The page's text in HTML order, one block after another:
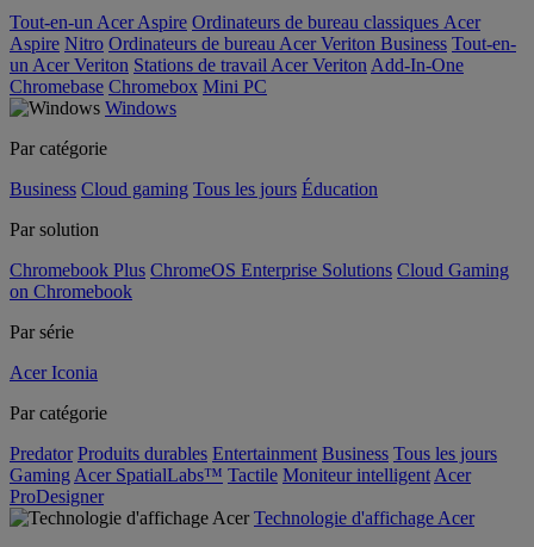
Tout-en-un Acer Aspire Ordinateurs de bureau classiques Acer
Aspire Nitro Ordinateurs de bureau Acer Veriton Business Tout-en-
un Acer Veriton Stations de travail Acer Veriton Add-In-One
Chromebase Chromebox Mini PC
Windows
Par catégorie
Business Cloud gaming Tous les jours Éducation
Par solution
Chromebook Plus ChromeOS Enterprise Solutions Cloud Gaming
on Chromebook
Par série
Acer Iconia
Par catégorie
Predator Produits durables Entertainment Business Tous les jours
Gaming Acer SpatialLabs™ Tactile Moniteur intelligent Acer
ProDesigner
Technologie d'affichage Acer